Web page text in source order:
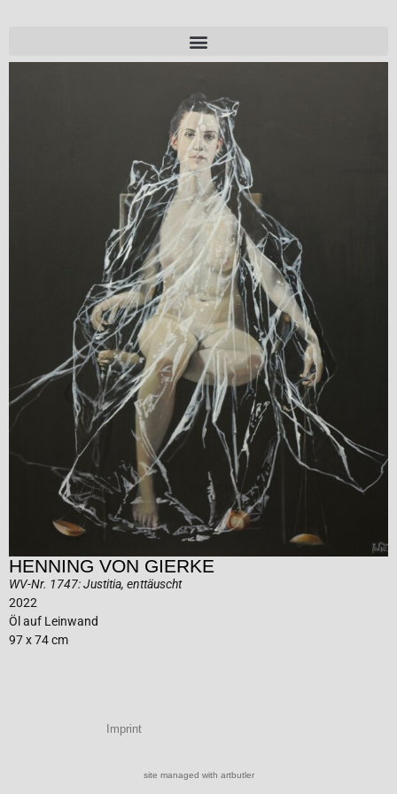
HENNING VON GIERKE
WV-Nr. 1747: Justitia, enttäuscht
2022
Öl auf Leinwand
97 x 74 cm
Imprint
site managed with artbutler